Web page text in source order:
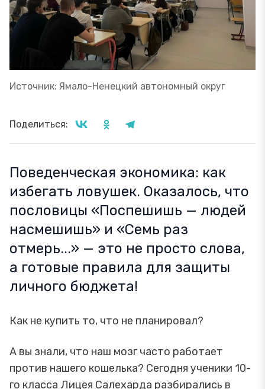
Источник: Ямало-Ненецкий автономный округ
Поделиться:
Поведенческая экономика: как
избегать ловушек. Оказалось, что
пословицы «Поспешишь — людей
насмешишь» и «Семь раз
отмерь...» — это не просто слова,
а готовые правила для защиты
личного бюджета!
Как не купить то, что не планировал?
А вы знали, что наш мозг часто работает
против нашего кошелька? Сегодня ученики 10-
го класса Лицея Салехарда разбирались в